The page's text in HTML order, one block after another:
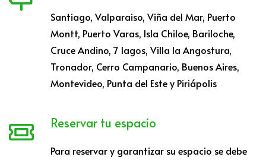
Santiago, Valparaiso, Viña del Mar, Puerto
Montt, Puerto Varas, Isla Chiloe, Bariloche,
Cruce Andino, 7 lagos, Villa la Angostura,
Tronador, Cerro Campanario, Buenos Aires,
Montevideo, Punta del Este y Piriápolis
Reservar tu espacio
Para reservar y garantizar su espacio se debe